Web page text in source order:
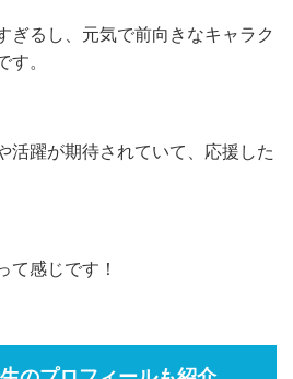
ぎるし、元気で前向きなキャラク
す。
活躍が期待されていて、応援した
て感じです！